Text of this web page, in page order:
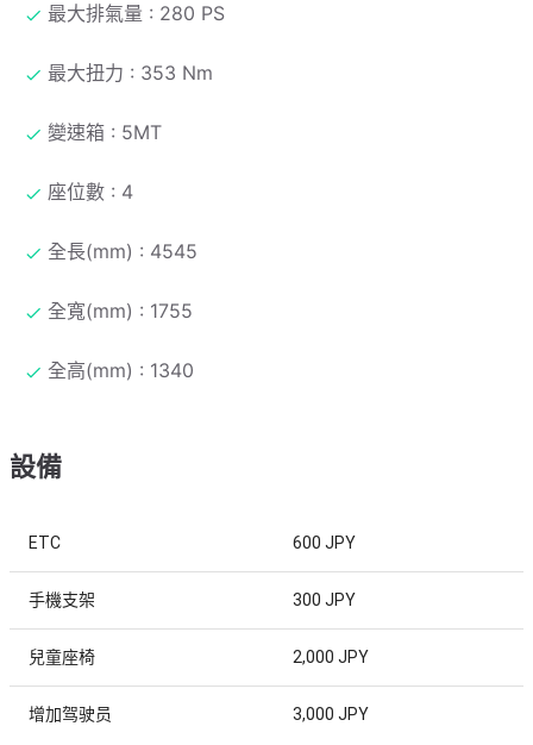
最大排氣量 : 280 PS
最大扭力 : 353 Nm
變速箱 : 5MT
座位數 : 4
全長(mm) : 4545
全寬(mm) : 1755
全高(mm) : 1340
設備
ETC 600 JPY
手機支架 300 JPY
兒童座椅 2,000 JPY
增加驾驶员 3,000 JPY